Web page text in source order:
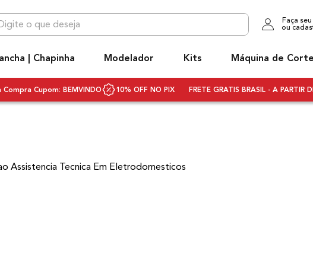
deseja
Faça
ou
| Chapinha Modelador Kits Máquina de Corte
Compra Cupom: BEMVINDO 10% OFF NO PIX FRETE GRATIS BRASIL - A PARTIR
Assistencia Tecnica Em Eletrodomesticos
cabelo
rotativa